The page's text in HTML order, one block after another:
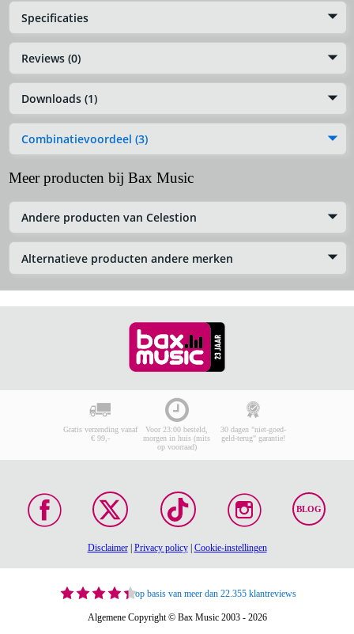
Specificaties
Reviews (0)
Downloads (1)
Combinatievoordeel (3)
Meer producten bij Bax Music
Andere producten van Celestion
Alternatieve producten andere merken
Gratis verzending vanaf
€ 99,-
Voor 23:00 besteld,
morgen in huis (mits
op voorraad)
30 dagen "niet-goed-
geld-terug" garantie!
BLOG
Disclaimer| Privacy policy| Cookie-instellingen
op basis van meer dan 22.355 klantreviews
Algemene Copyright © Bax Music 2003 - 2026